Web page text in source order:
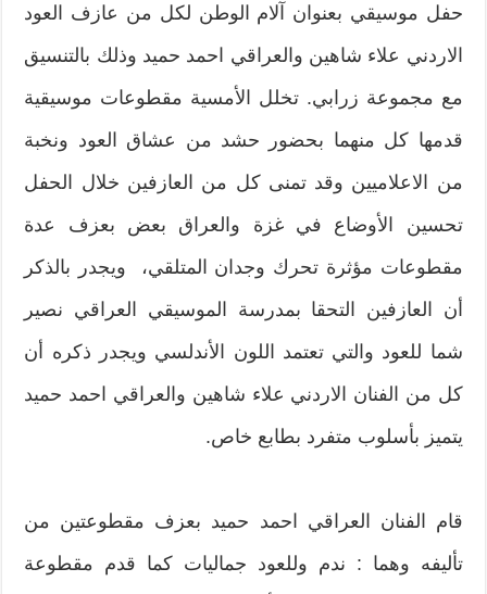
حفل موسيقي بعنوان آلام الوطن لكل من عازف العود
الاردني علاء شاهين والعراقي احمد حميد وذلك بالتنسيق
مع مجموعة زرابي. تخلل الأمسية مقطوعات موسيقية
قدمها كل منهما بحضور حشد من عشاق العود ونخبة
من الاعلاميين وقد تمنى كل من العازفين خلال الحفل
تحسين الأوضاع في غزة والعراق بعض بعزف عدة
مقطوعات مؤثرة تحرك وجدان المتلقي، ويجدر بالذكر
أن العازفين التحقا بمدرسة الموسيقي العراقي نصير
شما للعود والتي تعتمد اللون الأندلسي ويجدر ذكره أن
كل من الفنان الاردني علاء شاهين والعراقي احمد حميد
يتميز بأسلوب متفرد بطابع خاص.
قام الفنان العراقي احمد حميد بعزف مقطوعتين من
تأليفه وهما : ندم وللعود جماليات كما قدم مقطوعة